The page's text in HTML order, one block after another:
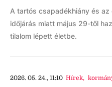
A tartós csapadékhiány és
időjárás miatt május 29-től
tilalom lépett életbe.
2026. 05. 24., 11:10 Hírek,